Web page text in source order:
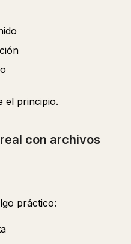
el principio.
con archivos
práctico: